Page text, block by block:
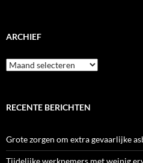
ARCHIEF
Archief
RECENTE BERICHTEN
Grote zorgen om extra gevaarlijke
Tijdelijke werknemers met weinig